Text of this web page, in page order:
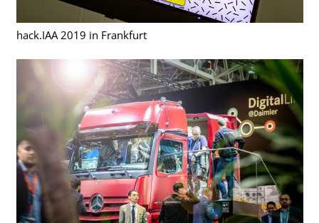
hack.IAA 2019 in Frankfurt